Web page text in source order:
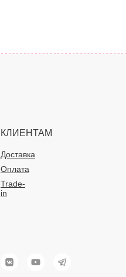
КЛИЕНТАМ
Доставка
Оплата
Trade-
in